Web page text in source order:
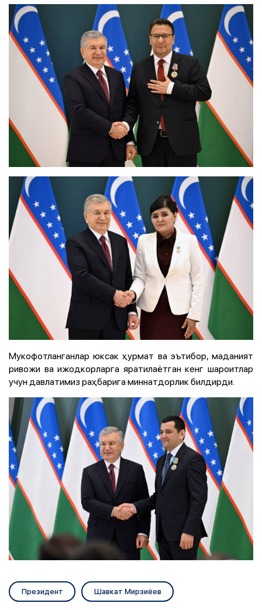
Мукофотланганлар юксак ҳурмат ва эътибор, маданият
ривожи ва ижодкорларга яратилаётган кенг шароитлар
учун давлатимиз раҳбарига миннатдорлик билдирди.
Президент Шавкат Мирзиёев